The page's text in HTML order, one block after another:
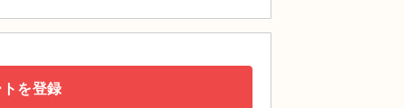
を登録